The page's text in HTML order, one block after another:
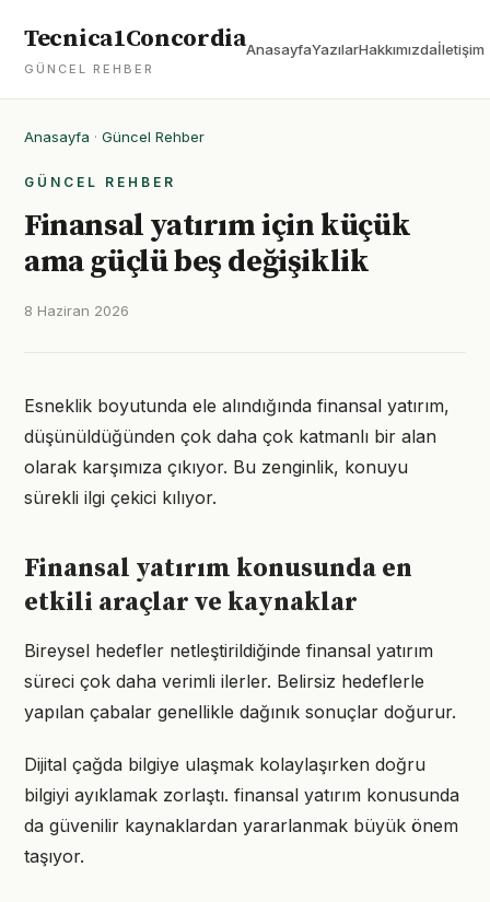
Tecnica1Concordia
GÜNCEL REHBER
AnasayfaYazılarHakkımızdaİletişim
Anasayfa · Güncel Rehber
GÜNCEL REHBER
Finansal yatırım için küçük
ama güçlü beş değişiklik
8 Haziran 2026
Esneklik boyutunda ele alındığında finansal yatırım,
düşünüldüğünden çok daha çok katmanlı bir alan
olarak karşımıza çıkıyor. Bu zenginlik, konuyu
sürekli ilgi çekici kılıyor.
Finansal yatırım konusunda en
etkili araçlar ve kaynaklar
Bireysel hedefler netleştirildiğinde finansal yatırım
süreci çok daha verimli ilerler. Belirsiz hedeflerle
yapılan çabalar genellikle dağınık sonuçlar doğurur.
Dijital çağda bilgiye ulaşmak kolaylaşırken doğru
bilgiyi ayıklamak zorlaştı. finansal yatırım konusunda
da güvenilir kaynaklardan yararlanmak büyük önem
taşıyor.